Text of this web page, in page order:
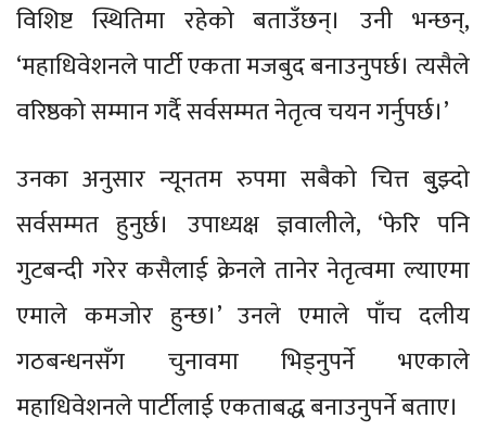
विशिष्ट स्थितिमा रहेको बताउँछन्। उनी भन्छन्,
‘महाधिवेशनले पार्टी एकता मजबुद बनाउनुपर्छ। त्यसैले
वरिष्ठको सम्मान गर्दै सर्वसम्मत नेतृत्व चयन गर्नुपर्छ।’
उनका अनुसार न्यूनतम रुपमा सबैको चित्त बुुझ्दो
सर्वसम्मत हुनुर्छ। उपाध्यक्ष ज्ञवालीले, ‘फेरि पनि
गुटबन्दी गरेर कसैलाई क्रेनले तानेर नेतृत्वमा ल्याएमा
एमाले कमजोर हुन्छ।’ उनले एमाले पाँच दलीय
गठबन्धनसँग चुनावमा भिड्नुपर्ने भएकाले
महाधिवेशनले पार्टीलाई एकताबद्ध बनाउनुपर्ने बताए।